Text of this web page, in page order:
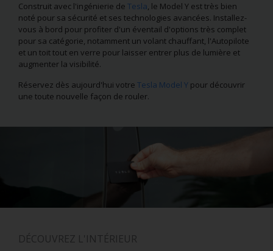
Construit avec l'ingénierie de Tesla, le Model Y est très bien
noté pour sa sécurité et ses technologies avancées. Installez-
vous à bord pour profiter d'un éventail d'options très complet
pour sa catégorie, notamment un volant chauffant, l'Autopilote
et un toit tout en verre pour laisser entrer plus de lumière et
augmenter la visibilité.
Réservez dès aujourd'hui votre Tesla Model Y pour découvrir
une toute nouvelle façon de rouler.
DÉCOUVREZ L'INTÉRIEUR